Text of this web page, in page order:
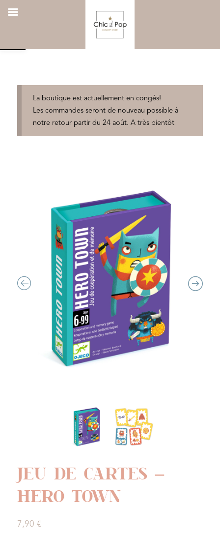
La boutique est actuellement en congés!
Les commandes seront de nouveau possible à
notre retour partir du 24 août. A très bientôt
JEU DE CARTES –
HERO TOWN
7,90 €